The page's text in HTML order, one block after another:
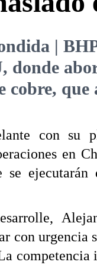
|
donde
cobre,
con su
en
se ejecutarán
con urgencia